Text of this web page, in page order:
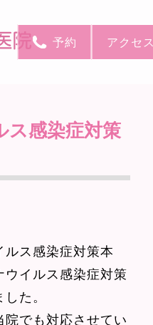
予約 アクセ
ス感染症対策
ス感染症対策本
イルス感染症対策
た。
でも対応させてい